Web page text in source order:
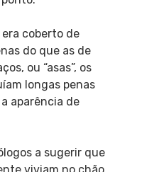
coberto de
do que as de
ou “asas”, os
longas penas
aparência de
a sugerir que